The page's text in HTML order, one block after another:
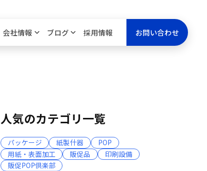
会社情報 ブログ 採用情報 お問い合わせ
人気のカテゴリ一覧
パッケージ 紙製什器
POP
用紙・表面加工
販促品
印刷設備
販促POP倶楽部